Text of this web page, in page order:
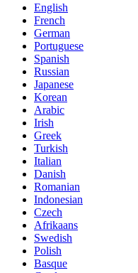
English
French
German
Portuguese
Spanish
Russian
Japanese
Korean
Arabic
Irish
Greek
Turkish
Italian
Danish
Romanian
Indonesian
Czech
Afrikaans
Swedish
Polish
Basque